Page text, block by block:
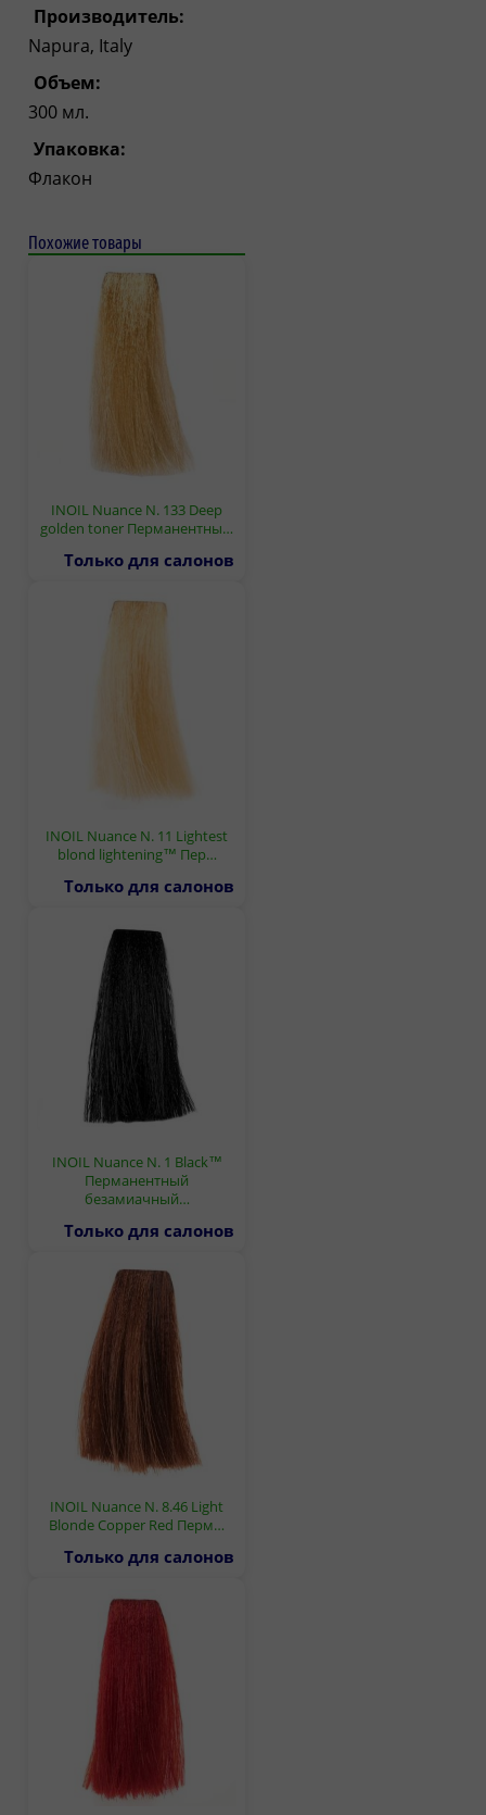
Производитель:
Napura, Italy
Объем:
300 мл.
Упаковка:
Флакон
Похожие товары
INOIL Nuance N. 133 Deep
golden toner Перманентны…
Только для салонов
INOIL Nuance N. 11 Lightest
blond lightening™ Пер…
Только для салонов
INOIL Nuance N. 1 Black™
Перманентный
безамиачный…
Только для салонов
INOIL Nuance N. 8.46 Light
Blonde Copper Red Перм…
Только для салонов